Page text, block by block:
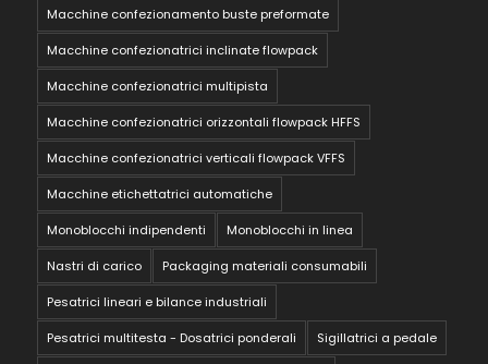
Macchine confezionamento buste preformate
Macchine confezionatrici inclinate flowpack
Macchine confezionatrici multipista
Macchine confezionatrici orizzontali flowpack HFFS
Macchine confezionatrici verticali flowpack VFFS
Macchine etichettatrici automatiche
Monoblocchi indipendenti Monoblocchi in linea
Nastri di carico Packaging materiali consumabili
Pesatrici lineari e bilance industriali
Pesatrici multitesta - Dosatrici ponderali Sigillatrici a pedale